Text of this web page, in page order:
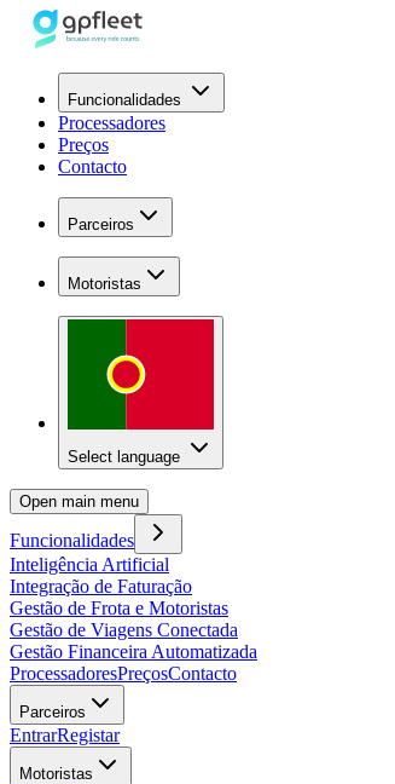
Funcionalidades
Processadores
Preços
Contacto
Parceiros
Motoristas
Select language
Open main menu
Funcionalidades
Inteligência Artificial
Integração de Faturação
Gestão de Frota e Motoristas
Gestão de Viagens Conectada
Gestão Financeira Automatizada
ProcessadoresPreçosContacto
Parceiros
EntrarRegistar
Motoristas